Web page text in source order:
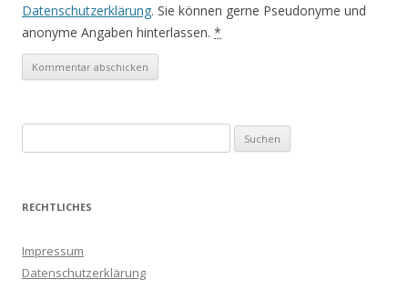
Datenschutzerklärung. Sie können gerne Pseudonyme und
anonyme Angaben hinterlassen. *
u
h
n
a
RECHTLICHES
Impressum
Datenschutzerklärung